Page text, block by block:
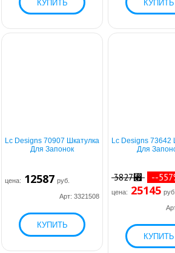
Lc Designs 70907 Шкатулка
Для Запонок
цена: 12587 руб.
Арт: 3321508
Lc Designs 73642
Для
3827⃏ --
цена: 25145 руб.